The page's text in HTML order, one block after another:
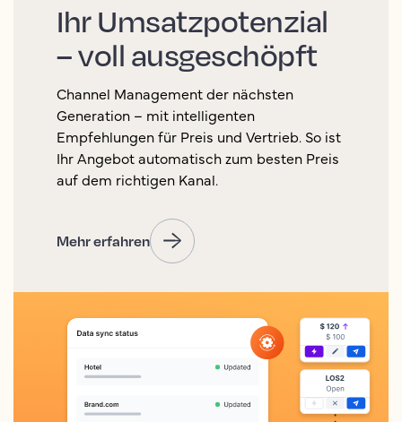
Ihr Umsatzpotenzial
– voll ausgeschöpft
Channel Management der nächsten
Generation – mit intelligenten
Empfehlungen für Preis und Vertrieb. So ist
Ihr Angebot automatisch zum besten Preis
auf dem richtigen Kanal.
Mehr erfahren